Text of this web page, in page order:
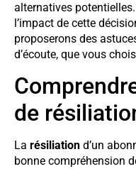
alternatives
l’impact de cette
proposerons des
d’écoute, que vous
de
La résiliation d’un
bonne compréhension